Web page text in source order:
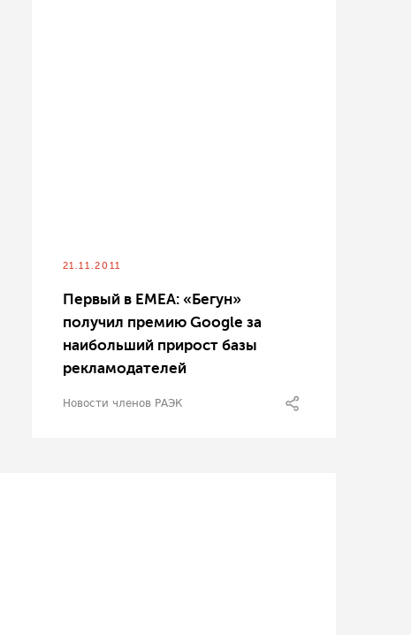
21.11.2011
Первый в ЕМЕА: «Бегун»
получил премию Google за
наибольший прирост базы
рекламодателей
Новости членов РАЭК